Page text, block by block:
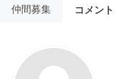
仲間募集 コメント